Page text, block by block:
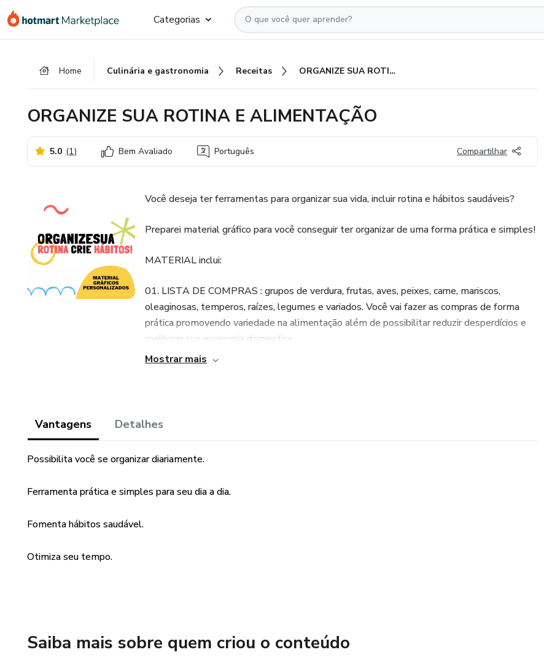
para
para
para
Categorias
Home Culinária e gastronomia Receitas ORGANIZE SUA ROTINA E ALIMENTAÇÃO
ORGANIZE SUA ROTINA E ALIMENTAÇÃO
5.0 (1) Bem Avaliado Português Compartilhar
Você deseja ter ferramentas para organizar sua vida, incluir rotina e hábitos saudáveis?
Preparei material gráfico para você conseguir ter organizar de uma forma prática e simples!
MATERIAL inclui:
01. LISTA DE COMPRAS : grupos de verdura, frutas, aves, peixes, carne, mariscos,
oleaginosas, temperos, raízes, legumes e variados. Você vai fazer as compras de forma
prática promovendo variedade na alimentação além de possibilitar reduzir desperdícios e
melhorar sua economia domestica.
emoção.
04. CARDÁPIO SEMANAL: ferramenta para você organizar suas refeições promovendo
Mostrar mais
Vantagens Detalhes
Possibilita você se organizar diariamente.
Ferramenta prática e simples para seu dia a dia.
Fomenta hábitos saudável.
Otimiza seu tempo.
Saiba mais sobre quem criou o conteúdo